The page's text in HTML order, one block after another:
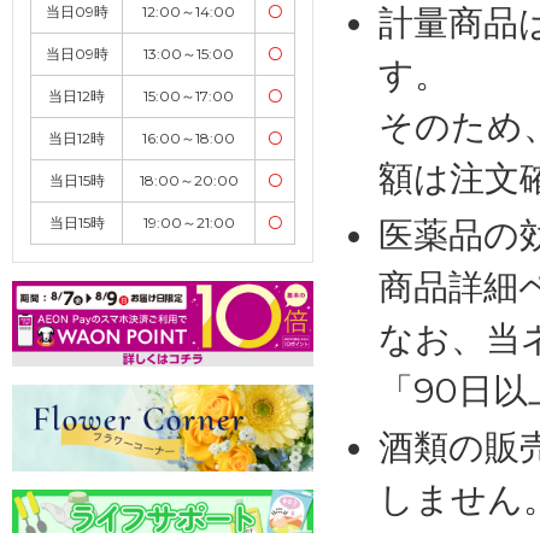
当日09時 12:00～14:00 〇
当日09時 13:00～15:00 〇
当日12時 15:00～17:00 〇
当日12時 16:00～18:00 〇
当日15時 18:00～20:00 〇
当日15時 19:00～21:00 〇
計量商品
す。
そのため
額は注文
医薬品の
商品詳細
なお、当
「90日
酒類の販
しません